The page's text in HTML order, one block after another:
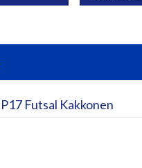
P17 Futsal Kakkonen